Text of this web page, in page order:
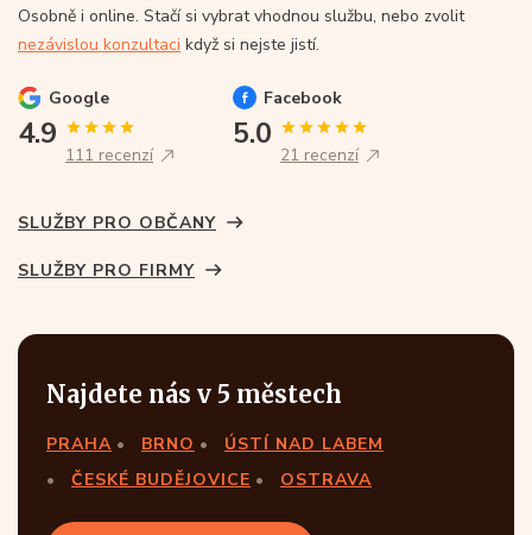
Osobně i online. Stačí si vybrat vhodnou službu, nebo zvolit
nezávislou konzultaci když si nejste jistí.
Google
4.9
111 recenzí
Facebook
5.0
21 recenzí
SLUŽBY PRO OBČANY
SLUŽBY PRO FIRMY
Najdete nás v 5 městech
PRAHA BRNO
ÚSTÍ NAD LABEM
ČESKÉ BUDĚJOVICE
OSTRAVA